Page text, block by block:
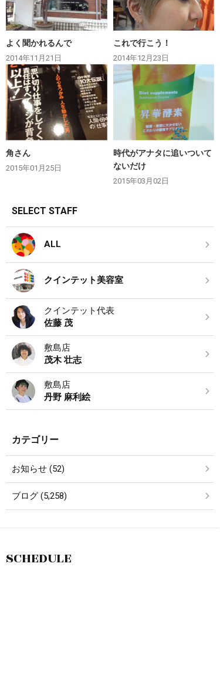
よく聞かれるんで
2014年11月21日
これで行こう！
2014年12月23日
角さん
2015年01月25日
時代がアナタに追いついて
ないだけ
2015年03月02日
SELECT STAFF
ALL
クインテット美容室
クインテット代表
佐藤 茂
敷島店
茂木 壮志
敷島店
丹野 麻利絵
カテゴリー
お知らせ (52)
ブログ (5,258)
SCHEDULE